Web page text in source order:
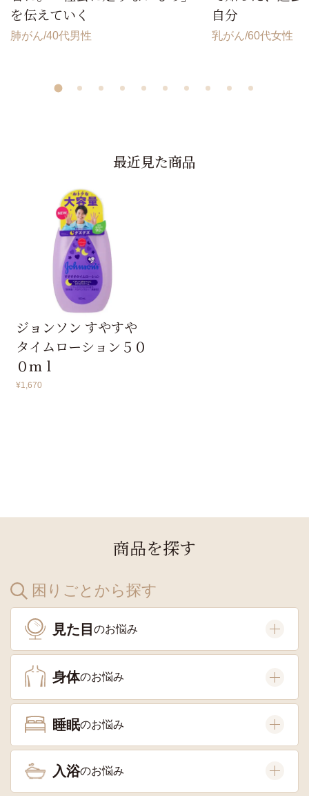
を伝えていく
肺がん 40代男性
自分
乳がん 60代女性
ジョンソン すやすや
タイムローション５０
０ｍｌ
¥1,670
商品を探す
困りごとから探す
見た目
身体
睡眠
入浴